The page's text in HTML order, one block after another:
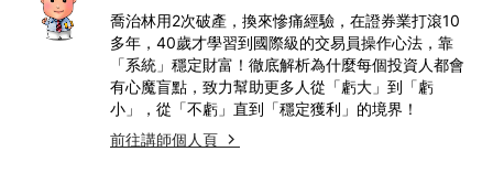
喬治林用2次破產，換來慘痛經驗，在證券業打滾10
多年，40歲才學習到國際級的交易員操作心法，靠
「系統」穩定財富！徹底解析為什麼每個投資人都會
有心魔盲點，致力幫助更多人從「虧大」到「虧
小」，從「不虧」直到「穩定獲利」的境界！
前往講師個人頁